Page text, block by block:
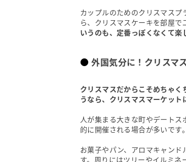
カップルのためのクリスマス
ら、クリスマスケーキを部屋で
いうのも、定番っぽくなくて楽
外国気分に！クリスマ
クリスマスだからこそめちゃ
うなら、クリスマスマーケット
人が集まる大きな町やデート
的に開催される場合が多いです。
お菓子やパン、アロマキャンド
す。周りにはツリーやイルミネ